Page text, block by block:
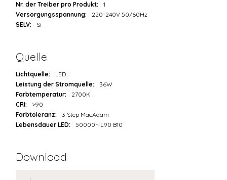
Nr. der Treiber pro Produkt:
1
Versorgungsspannung:
220-240V 50/60Hz
SELV:
Sì
Quelle
Lichtquelle:
LED
Leistung der Stromquelle:
36W
Farbtemperatur:
2700K
CRI:
>90
Farbtoleranz:
3 Step MacAdam
Lebensdauer LED:
50000h L90 B10
Download